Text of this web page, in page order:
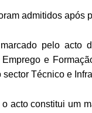
admitidos após
pelo acto
e
sector Técnico e
acto constitui um